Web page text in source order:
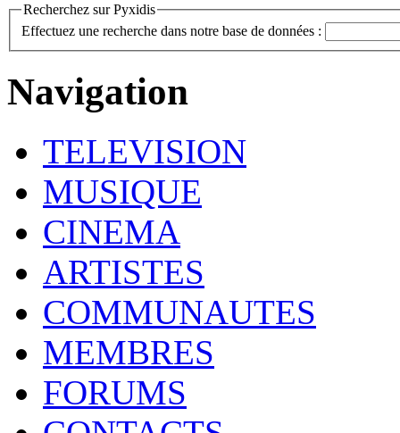
Recherchez sur Pyxidis
Effectuez une recherche dans notre base de données :
Navigation
TELEVISION
MUSIQUE
CINEMA
ARTISTES
COMMUNAUTES
MEMBRES
FORUMS